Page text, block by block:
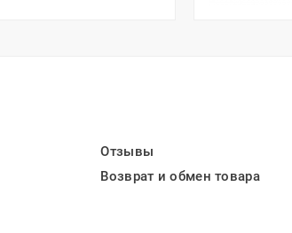
Отзывы
Возврат и обмен товара